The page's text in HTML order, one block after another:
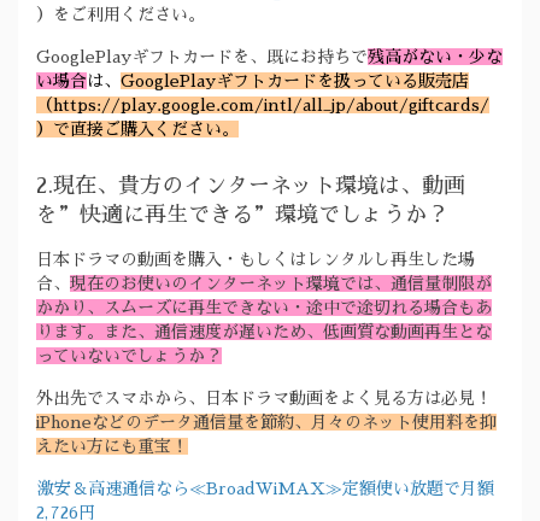
）をご利用ください。
GooglePlayギフトカードを、既にお持ちで残高がない・少な
い場合 は、 GooglePlayギフトカードを扱っている販売店
（https://play.google.com/intl/all_jp/about/giftcards/
）で直接ご購入ください。
2.現在、貴方のインターネット環境は、動画
を”快適に再生できる”環境でしょうか？
日本ドラマの動画を購入・もしくはレンタルし再生した場
合、 現在のお使いのインターネット環境では、通信量制限が
かかり、スムーズに再生できない・途中で途切れる場合もあ
ります。また、通信速度が遅いため、低画質な動画再生とな
っていないでしょうか？
外出先でスマホから、日本ドラマ動画をよく見る方は必見！
iPhoneなどのデータ通信量を節約、月々のネット使用料を抑
えたい方にも重宝！
激安＆高速通信なら≪BroadWiMAX≫定額使い放題で月額
2,726円